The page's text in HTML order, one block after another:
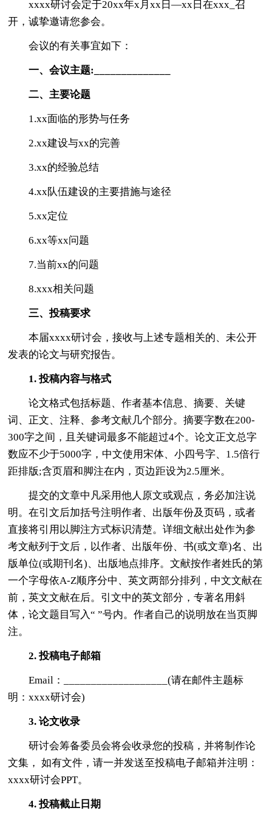
xxxx研讨会定于20xx年x月xx日—xx日在xxx_召
开，诚挚邀请您参会。
会议的有关事宜如下：
一、会议主题:______________
二、主要论题
1.xx面临的形势与任务
2.xx建设与xx的完善
3.xx的经验总结
4.xx队伍建设的主要措施与途径
5.xx定位
6.xx等xx问题
7.当前xx的问题
8.xxx相关问题
三、投稿要求
本届xxxx研讨会，接收与上述专题相关的、未公开
发表的论文与研究报告。
1. 投稿内容与格式
论文格式包括标题、作者基本信息、摘要、关键
词、正文、注释、参考文献几个部分。摘要字数在200-
300字之间，且关键词最多不能超过4个。论文正文总字
数应不少于5000字，中文使用宋体、小四号字、1.5倍行
距排版;含页眉和脚注在内，页边距设为2.5厘米。
提交的文章中凡采用他人原文或观点，务必加注说
明。在引文后加括号注明作者、出版年份及页码，或者
直接将引用以脚注方式标识清楚。详细文献出处作为参
考文献列于文后，以作者、出版年份、书(或文章)名、出
版单位(或期刊名)、出版地点排序。文献按作者姓氏的第
一个字母依A-Z顺序分中、英文两部分排列，中文文献在
前，英文文献在后。引文中的英文部分，专著名用斜
体，论文题目写入“ ”号内。作者自己的说明放在当页脚
注。
2. 投稿电子邮箱
Email：___________________(请在邮件主题标
明：xxxx研讨会)
3. 论文收录
研讨会筹备委员会将会收录您的投稿，并将制作论
文集， 如有文件，请一并发送至投稿电子邮箱并注明：
xxxx研讨会PPT。
4. 投稿截止日期